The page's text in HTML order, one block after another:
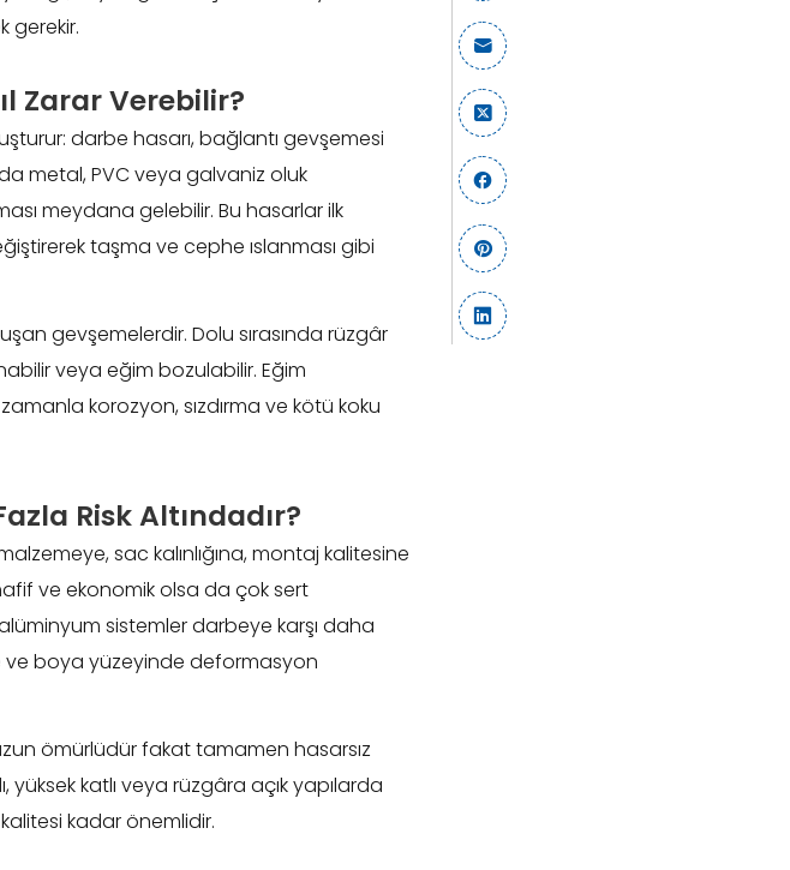
gerekir.
Zarar Verebilir?
darbe hasarı, bağlantı gevşemesi
metal, PVC veya galvaniz oluk
meydana gelebilir. Bu hasarlar ilk
taşma ve cephe ıslanması gibi
gevşemelerdir. Dolu sırasında rüzgâr
veya eğim bozulabilir. Eğim
korozyon, sızdırma ve kötü koku
Risk Altındadır?
sac kalınlığına, montaj kalitesine
ve ekonomik olsa da çok sert
sistemler darbeye karşı daha
ve boya yüzeyinde deformasyon
ömürlüdür fakat tamamen hasarsız
yüksek katlı veya rüzgâra açık yapılarda
kadar önemlidir.